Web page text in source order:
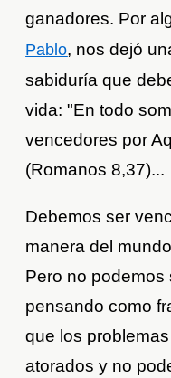
ganadores. Por
Pablo, nos dejó
sabiduría que
vida: "En todo
vencedores por
(Romanos 8,37)...
Debemos ser
manera del
Pero no podemos
pensando como
que los
atorados y no